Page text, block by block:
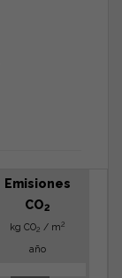
Emisiones
CO2
kg CO2 / m2
año